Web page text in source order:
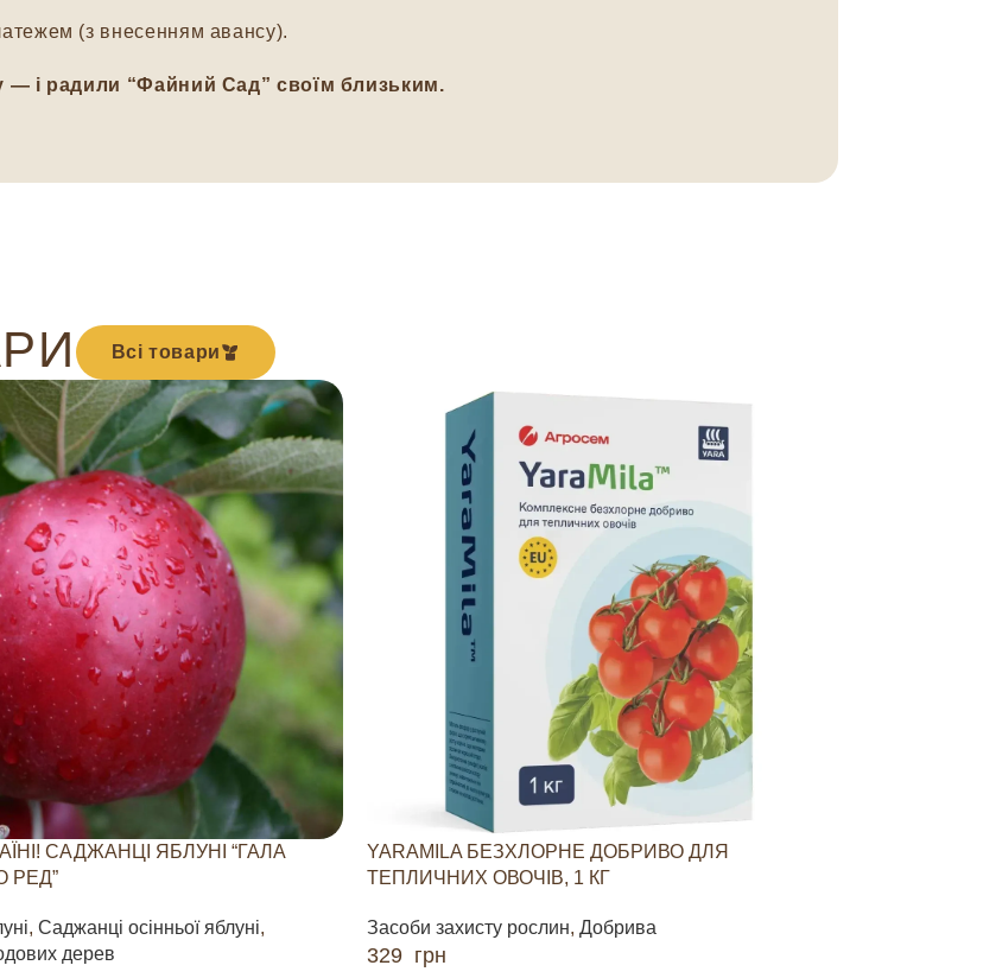
(з внесенням авансу).
і радили “Файний Сад” своїм близьким.
Всі товари
САДЖАНЦІ ЯБЛУНІ “ГАЛА
РЕД”
, Саджанці осінньої яблуні,
дерев
YARAMILA БЕЗХЛОРНЕ ДОБРИВО ДЛЯ
ТЕПЛИЧНИХ ОВОЧІВ, 1 КГ
Засоби захисту рослин, Добрива
329 грн